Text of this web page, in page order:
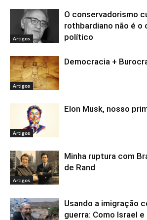
Artigos
O conservadorismo
rothbardiano não é o
político
Artigos
Democracia +
Artigos
Elon Musk, nosso
Artigos
Minha ruptura com
de Rand
Usando a imigração
guerra: Como Israel